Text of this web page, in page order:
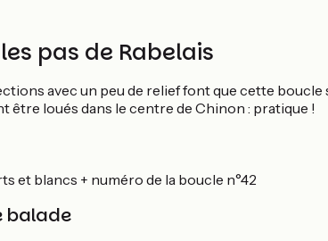
pas de Rabelais
avec un peu de relief font que cette
être loués dans le centre de Chinon : pratique !
et blancs + numéro de la boucle n°42
balade